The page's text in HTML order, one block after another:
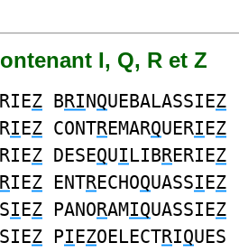
I, Q, R et Z
Z BRINQUEBALASSIEZ
IEZ CONTREMARQUERIEZ
Z DESEQUILIBRERIEZ
RIEZ ENTRECHOQUASSIEZ
IEZ PANORAMIQUASSIEZ
Z PIEZOELECTRIQUES